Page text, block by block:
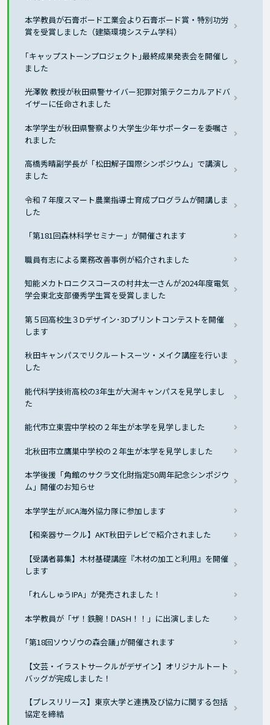
本学教員が石膏ボード工業会より石膏ボード賞・特別功労
賞を受賞しました（建築環境システム学科）
｢キャップストーンプロジェクト｣最終成果発表会を開催し
ました
光澤敦 教授が秋田県警サイバー犯罪対策テクニカルアドバ
イザーに任命されました
本学学生が秋田県警察より大学生少年サポーターを委嘱さ
れました
高橋秀晴副学長が「松田解子国際シンポジウム」で講演し
ました
令和７年度スマート農業指導士育成プログラムが開講しま
した
「第181回森林科学セミナー」が開催されます
職員有志による業務改善事例が紹介されました
知能メカトロニクスコースの村井太一さんが2024年度電気
学会東北支部優秀学生賞を受賞しました
第５回高校生３Dデザイン･3Dプリントコンテストを開催
します
秋田キャンパスでリクルートスーツ・メイク講座を行いま
した
能代科学技術高校の3年生が大潟キャンパスを見学しまし
た
能代市立東雲中学校の２年生が本学を見学しました
北秋田市立鷹巣中学校の２年生が本学を見学しました
本学後援「角館のサクラ文化財指定50周年記念シンポジウ
ム」開催のお知らせ
本学学生がJICA海外協力隊に参加します
【和楽器サークル】AKT秋田テレビで紹介されました
【受講者募集】木材基礎講座『木材の加工と利用』を開催
します
「れんしゅうIPA」が発売されました！
本学教員が「ザ！鉄腕！DASH！！」に出演しました
｢第18回ソウゾウの森会議｣が開催されます
【文芸・イラストサークルがデザイン】オリジナルトート
バッグが完成しました！
【プレスリリース】東京大学と連携及び協力に関する包括
協定を締結